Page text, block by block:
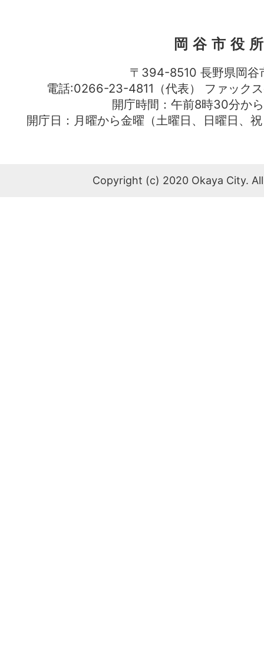
岡谷市役
〒394-8510 長野県岡谷
電話:0266-23-4811（代表） ファッ
開庁時間：午前8時30分か
開庁日：月曜から金曜（土曜日、日曜日、
Copyright (c) 2020 Okaya City.